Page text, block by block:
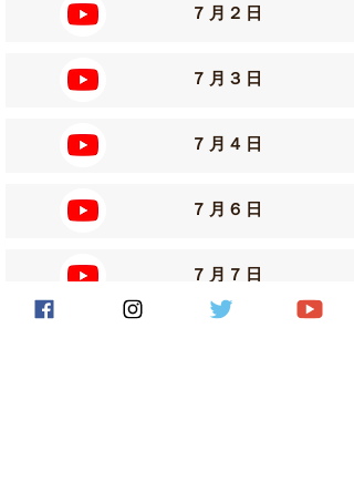
７月２日
７月３日
７月４日
７月６日
７月７日